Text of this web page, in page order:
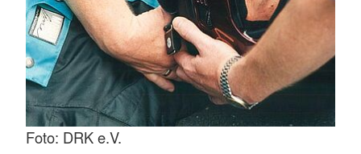
Foto: DRK e.V.